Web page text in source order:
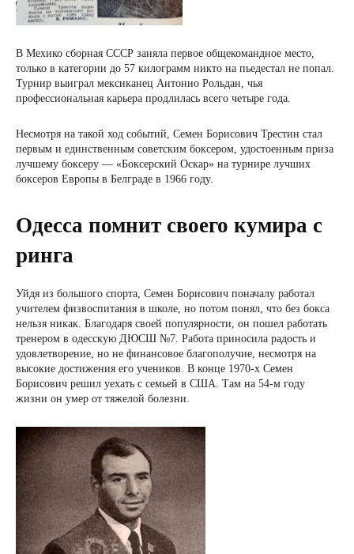
В Мехико сборная СССР заняла первое общекомандное место,
только в категории до 57 килограмм никто на пьедестал не попал.
Турнир выиграл мексиканец Антонио Рольдан, чья
профессиональная карьера продлилась всего четыре года.
Несмотря на такой ход событий, Семен Борисович Трестин стал
первым и единственным советским боксером, удостоенным приза
лучшему боксеру — «Боксерский Оскар» на турнире лучших
боксеров Европы в Белграде в 1966 году.
Одесса помнит своего кумира с
ринга
Уйдя из большого спорта, Семен Борисович поначалу работал
учителем физвоспитания в школе, но потом понял, что без бокса
нельзя никак. Благодаря своей популярности, он пошел работать
тренером в одесскую ДЮСШ №7. Работа приносила радость и
удовлетворение, но не финансовое благополучие, несмотря на
высокие достижения его учеников. В конце 1970-х Семен
Борисович решил уехать с семьей в США. Там на 54-м году
жизни он умер от тяжелой болезни.